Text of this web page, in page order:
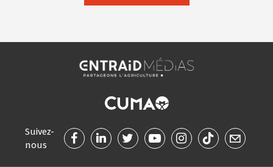
Suivez-
nous